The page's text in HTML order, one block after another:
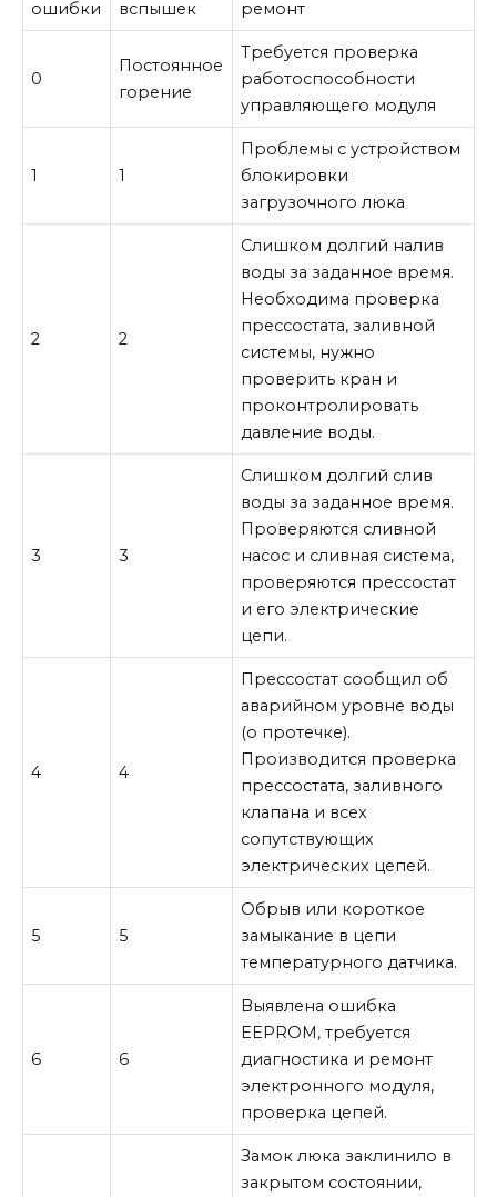
ошибки
вспышек
ремонт
0
Постоянное
горение
Требуется проверка
работоспособности
управляющего модуля
1 1
Проблемы с устройством
блокировки
загрузочного люка
2 2
Слишком долгий налив
воды за заданное время.
Необходима проверка
прессостата, заливной
системы, нужно
проверить кран и
проконтролировать
давление воды.
3 3
Слишком долгий слив
воды за заданное время.
Проверяются сливной
насос и сливная система,
проверяются прессостат
и его электрические
цепи.
4 4
Прессостат сообщил об
аварийном уровне воды
(о протечке).
Производится проверка
прессостата, заливного
клапана и всех
сопутствующих
электрических цепей.
5 5
Обрыв или короткое
замыкание в цепи
температурного датчика.
6 6
Выявлена ошибка
EEPROM, требуется
диагностика и ремонт
электронного модуля,
проверка цепей.
Замок люка заклинило в
закрытом состоянии,